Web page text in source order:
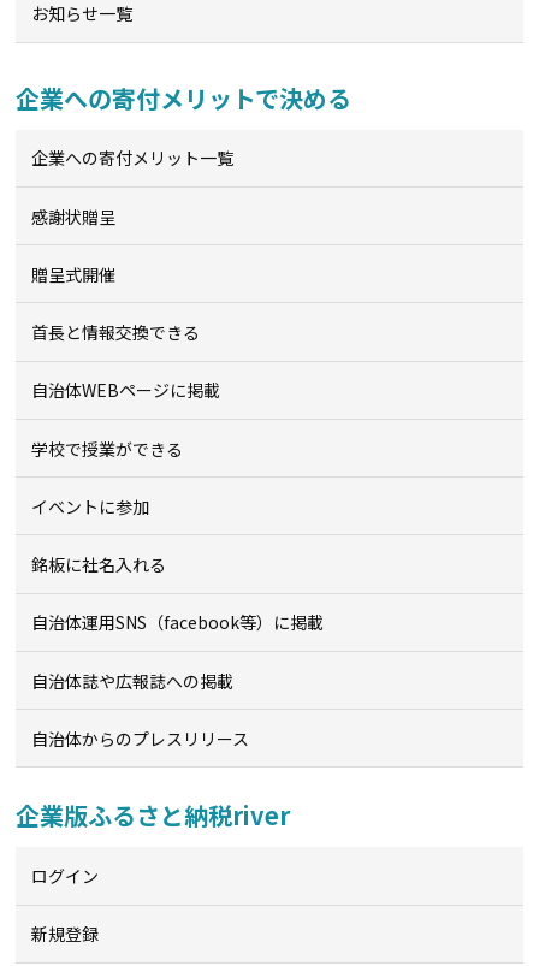
お知らせ一覧
企業への寄付メリットで決める
企業への寄付メリット一覧
感謝状贈呈
贈呈式開催
首長と情報交換できる
自治体WEBページに掲載
学校で授業ができる
イベントに参加
銘板に社名入れる
自治体運用SNS（facebook等）に掲載
自治体誌や広報誌への掲載
自治体からのプレスリリース
企業版ふるさと納税river
ログイン
新規登録